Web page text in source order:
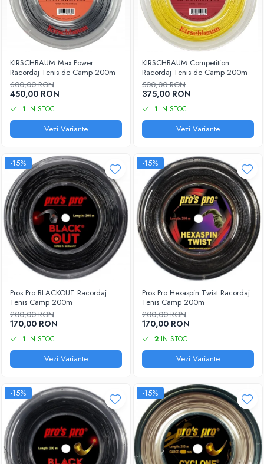
KIRSCHBAUM Max Power
Racordaj Tenis de Camp 200m
600,00 RON
450,00 RON
1 IN STOC
Vezi Variante
KIRSCHBAUM Competition
Racordaj Tenis de Camp 200m
500,00 RON
375,00 RON
1 IN STOC
Vezi Variante
-15%
Pros Pro BLACKOUT Racordaj
Tenis Camp 200m
200,00 RON
170,00 RON
1 IN STOC
Vezi Variante
-15%
Pros Pro Hexaspin Twist Racordaj
Tenis Camp 200m
200,00 RON
170,00 RON
2 IN STOC
Vezi Variante
-15% -15%